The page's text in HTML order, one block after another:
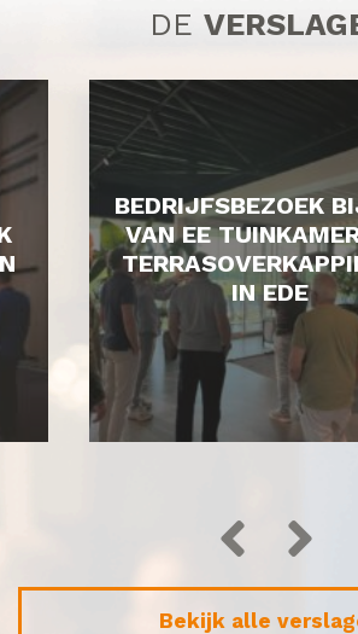
DE
BEDRIJFSBEZOEK
VAN EE
IN EDE
Bekijk alle